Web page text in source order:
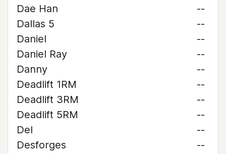
Dae Han
--
Dallas 5
--
Daniel
--
Daniel Ray
--
Danny
--
Deadlift 1RM
--
Deadlift 3RM
--
Deadlift 5RM
--
Del
--
Desforges
--